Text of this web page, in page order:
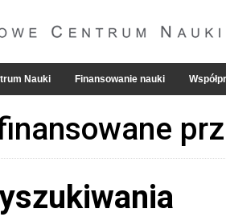
Nauki Finansowanie nauki